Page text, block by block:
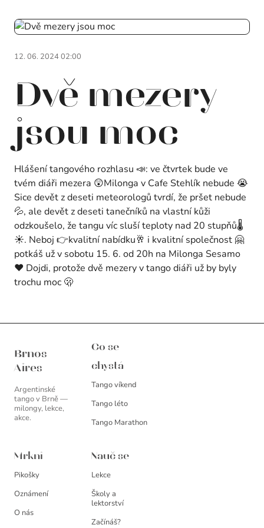
12. 06. 2024 02:00
Dvě mezery
jsou moc
Hlášení tangového rozhlasu 📣: ve čtvrtek bude ve
tvém diáři mezera 😲Milonga v Cafe Stehlík nebude 😭
Sice devět z deseti meteorologů tvrdí, že pršet nebude
💦, ale devět z deseti tanečníků na vlastní kůži
odzkoušelo, že tangu víc sluší teploty nad 20 stupňů🌡️
☀️. Neboj 👉kvalitní nabídku🥂 i kvalitní společnost 🤗
potkáš už v sobotu 15. 6. od 20h na Milonga Sesamo
❤️ Dojdi, protože dvě mezery v tango diáři už by byly
trochu moc 🫢
Brnos
Aires
Argentinské
tango v Brně —
milongy, lekce,
akce.
Co se
chystá
Tango víkend
Tango léto
Tango Marathon
Mrkni
Pikošky
Oznámení
O nás
Nauč se
Lekce
Školy a
lektorství
Začínáš?